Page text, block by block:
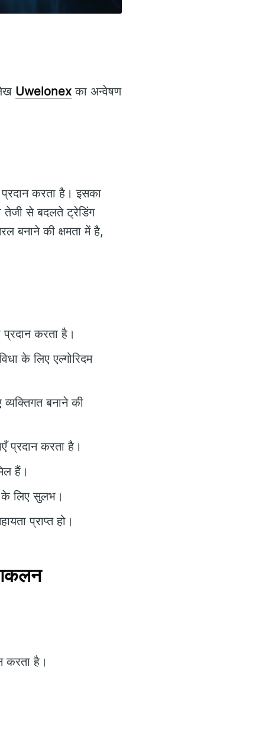
Uwelonex का अन्वेषण
करता है। इसका
तेजी से बदलते ट्रेडिंग
बनाने की क्षमता में है,
प्रदान करता है।
के लिए एल्गोरिदम
बनाने की
प्रदान करता है।
हैं।
के लिए सुलभ।
प्राप्त हो।
करता है।